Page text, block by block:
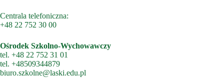
Centrala telefoniczna:
+48 22 752 30 00
Ośrodek Szkolno-Wychowawczy
tel. +48 22 752 31 01
tel. +48509344879
biuro.szkolne@laski.edu.pl